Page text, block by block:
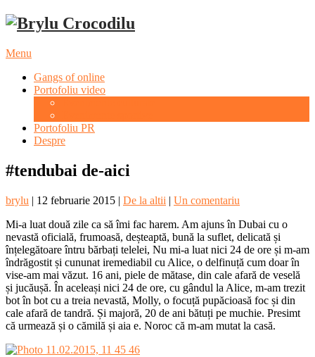
Menu
Gangs of online
Portofoliu video
Portofoliu PR
Despre
#tendubai de-aici
brylu | 12 februarie 2015 | De la altii | Un comentariu
Mi-a luat două zile ca să îmi fac harem. Am ajuns în Dubai cu o
nevastă oficială, frumoasă, deșteaptă, bună la suflet, delicată și
înțelegătoare întru bărbați telelei, Nu mi-a luat nici 24 de ore și m-am
îndrăgostit și cununat iremediabil cu Alice, o delfinuță cum doar în
vise-am mai văzut. 16 ani, piele de mătase, din cale afară de veselă
și jucăușă. În aceleași nici 24 de ore, cu gândul la Alice, m-am trezit
bot în bot cu a treia nevastă, Molly, o focuță pupăcioasă foc și din
cale afară de tandră. Și majoră, 20 de ani bătuți pe muchie. Presimt
că urmează și o cămilă și aia e. Noroc că m-am mutat la casă.